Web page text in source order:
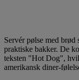
Servér pølse med
praktiske bakker. De
teksten "Hot Dog",
amerikansk diner-